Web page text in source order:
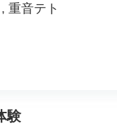
重音テト
験